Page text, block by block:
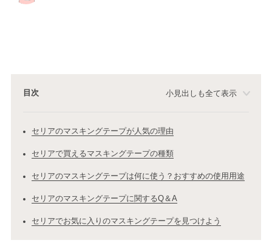
目次 小見出しも全て表示
セリアのマスキングテープが人気の理由
セリアで買えるマスキングテープの種類
セリアのマスキングテープは何に使う？おすすめの使用用途
セリアのマスキングテープに関するQ＆A
セリアでお気に入りのマスキングテープを見つけよう